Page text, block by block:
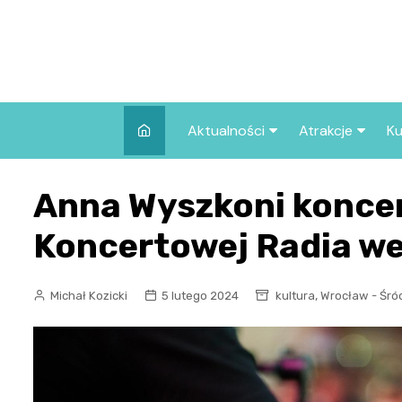
Aktualności
Wszystkie wpisy
Atrakcje
we Wrocławiu
Co warto
Wrocławiu?
Anna Wyszkoni
Koncertowej Radia
Michał Kozicki 5 lutego 2024 kultura, Wrocław -